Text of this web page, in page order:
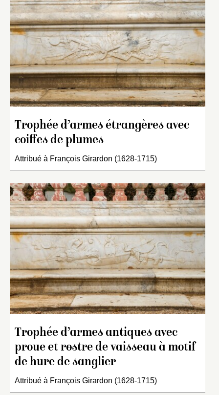
Trophée d’armes étrangères avec
coiffes de plumes
Attribué à François Girardon (1628-1715)
Trophée d’armes antiques avec
proue et rostre de vaisseau à motif
de hure de sanglier
Attribué à François Girardon (1628-1715)